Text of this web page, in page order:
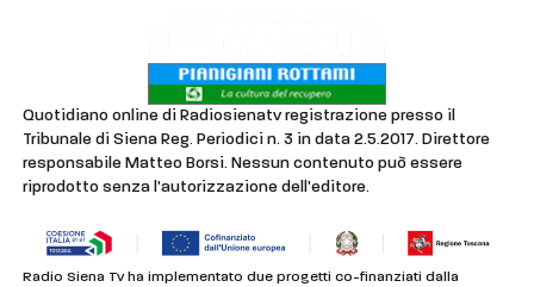
Quotidiano online di Radiosienatv registrazione presso il
Tribunale di Siena Reg. Periodici n. 3 in data 2.5.2017. Direttore
responsabile Matteo Borsi. Nessun contenuto può essere
riprodotto senza l'autorizzazione dell'editore.
Radio Siena Tv ha implementato due progetti co-finanziati dalla